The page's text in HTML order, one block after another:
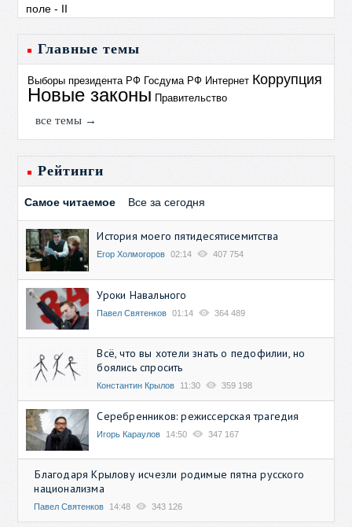
Главные темы
Выборы президента РФ Госдума РФ Интернет Коррупция
Новые законы Правительство
все темы →
Рейтинги
Самое читаемое Все за сегодня
История моего пятидесятисемитства
Егор Холмогоров 02:14 407 754
Уроки Навального
Павел Святенков 01:14 364 489
Всё, что вы хотели знать о педофилии, но
боялись спросить
Константин Крылов 11:30 359 198
Серебренников: режиссерская трагедия
Игорь Караулов 14:50 347 167
Благодаря Крылову исчезли родимые пятна русского
национализма
Павел Святенков 14:48 343 126